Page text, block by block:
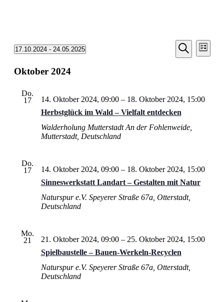
Veranstaltungen
Suche
Suche
Liste
17.10.2024 - 24.05.2025
wählen.
Oktober 2024
Do.
17
Herbstglück im Wald – Vielfalt entdecken
14. Oktober 2024, 09:00– 18. Oktober 2024, 15:00
Walderholung MutterstadtAn der Fohlenweide,
Mutterstadt, Deutschland
Do.
17
Sinneswerkstatt Landart – Gestalten mit Natur
14. Oktober 2024, 09:00– 18. Oktober 2024, 15:00
Naturspur e.V. Speyerer Straße 67a, Otterstadt,
Deutschland
Mo.
21
Spielbaustelle – Bauen-Werkeln-Recyclen
21. Oktober 2024, 09:00– 25. Oktober 2024, 15:00
Naturspur e.V. Speyerer Straße 67a, Otterstadt,
Deutschland